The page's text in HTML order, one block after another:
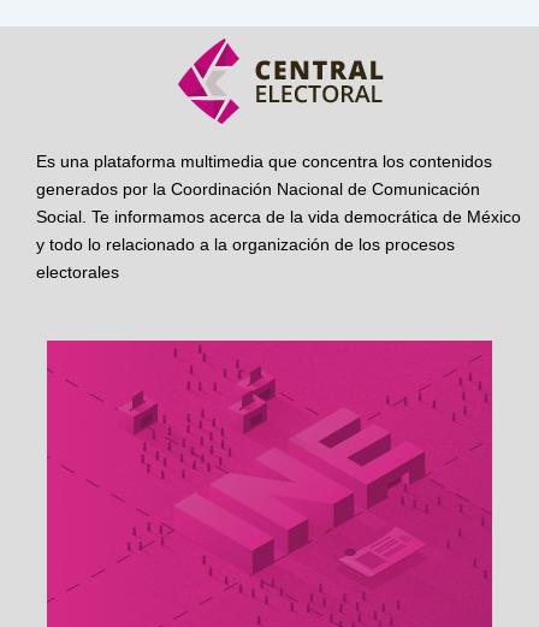
Es una plataforma multimedia que concentra los contenidos
generados por la Coordinación Nacional de Comunicación
Social. Te informamos acerca de la vida democrática de México
y todo lo relacionado a la organización de los procesos
electorales